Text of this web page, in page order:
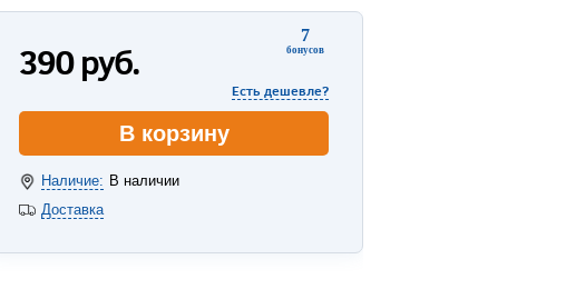
7
бонусов
390руб.
Есть дешевле?
В корзину
Наличие: В наличии
Доставка